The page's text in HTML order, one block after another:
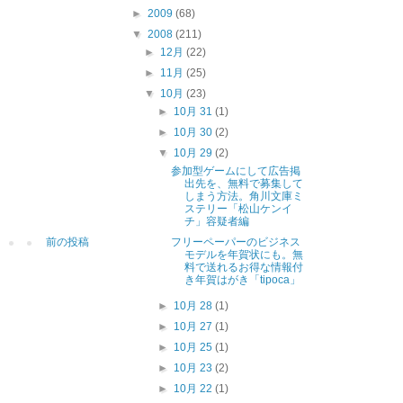
前の投稿
► 2009 (68)
▼ 2008 (211)
► 12月(22)
► 11月(25)
▼ 10月(23)
► 10月 31 (1)
► 10月 30 (2)
▼ 10月 29 (2)
参加型ゲームにして広告掲
出先を、無料で募集して
しまう方法。角川文庫ミ
ステリー「松山ケンイ
チ」容疑者編
フリーペーパーのビジネス
モデルを年賀状にも。無
料で送れるお得な情報付
き年賀はがき「tipoca」
► 10月 28 (1)
► 10月 27 (1)
► 10月 25 (1)
► 10月 23 (2)
► 10月 22 (1)